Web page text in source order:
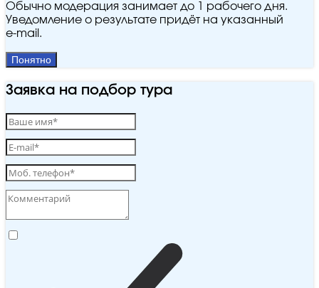
Обычно модерация занимает до 1 рабочего дня.
Уведомление о результате придёт на указанный
e‑mail.
Понятно
Заявка на подбор тура